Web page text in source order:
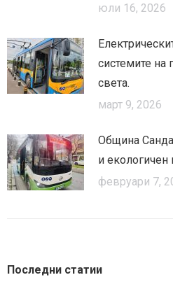
юли 16, 2026
системите на
света.
март 9, 2026
Община
и екологичен
февруари 7,
Последни статии